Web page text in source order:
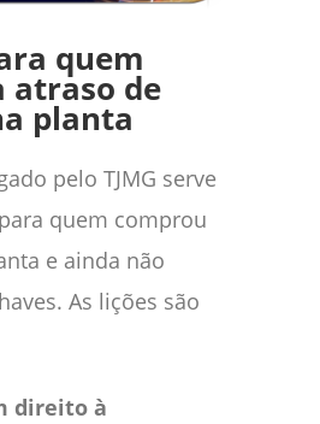
quem
atraso de
planta
pelo TJMG serve
quem comprou
e ainda não
As lições são
direito à